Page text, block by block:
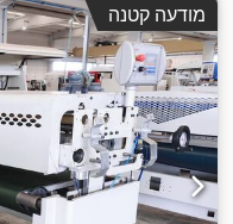
מודעה קטנה